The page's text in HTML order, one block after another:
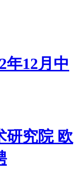
年12月中
研究院 欧